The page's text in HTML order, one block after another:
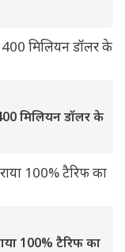
मिलियन डॉलर के
100% टैरिफ का